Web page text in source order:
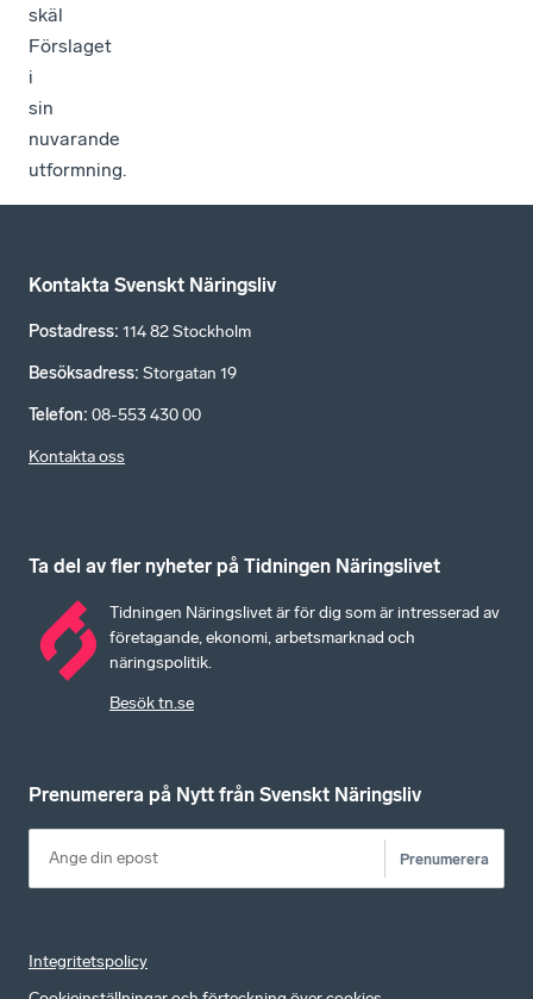
skäl
Förslaget
i
sin
nuvarande
utformning.
Kontakta Svenskt Näringsliv
Postadress: 114 82 Stockholm
Besöksadress: Storgatan 19
Telefon: 08-553 430 00
Kontakta oss
Ta del av fler nyheter på Tidningen Näringslivet
Tidningen Näringslivet är för dig som är intresserad av
företagande, ekonomi, arbetsmarknad och
näringspolitik.
Besök tn.se
Prenumerera på Nytt från Svenskt Näringsliv
Prenumerera
Integritetspolicy